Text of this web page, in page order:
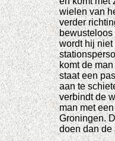
wielen van
verder
bewusteloos
wordt hij niet
komt de
staat een
aan te
verbindt de
man met
Groningen.
doen dan de